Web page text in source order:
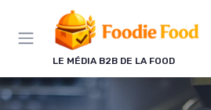
LE MÉDIA B2B DE LA FOOD
Panneau de gestion des cookies